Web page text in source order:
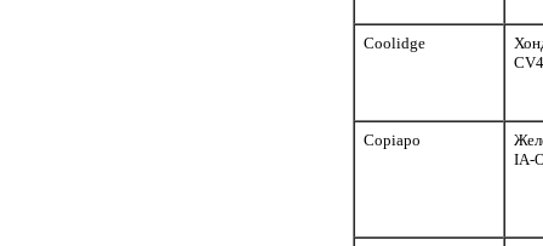
Coolidge
CV4
Copiapo
IA-